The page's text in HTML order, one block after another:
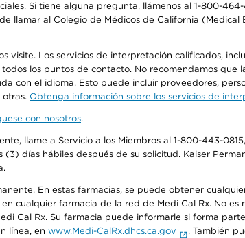
Si tiene alguna pregunta, llámenos al 1-800-
llamar al Colegio de Médicos de California
Los servicios de interpretación calificados,
los puntos de contacto. No recomendamos que
con el idioma. Esto puede incluir proveedores,
otras. Obtenga información sobre los servicios de
con nosotros.
llame a Servicio a los Miembros al 1-800-443-
días hábiles después de su solicitud. Kaiser
En estas farmacias, se puede obtener
cualquier farmacia de la red de Medi Cal Rx. No es
Cal Rx. Su farmacia puede informarle si forma
línea, en www.Medi-CalRx.dhcs.ca.gov
. También